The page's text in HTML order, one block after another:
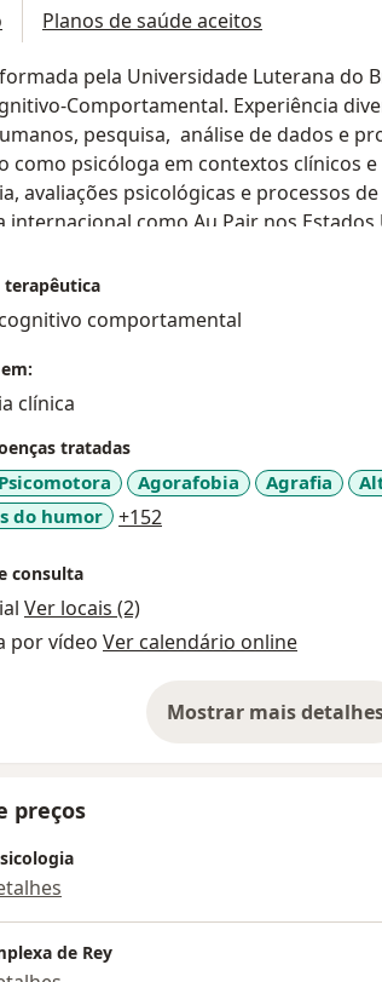
Planos de saúde aceitos
pela Universidade Luterana do
Comportamental. Experiência
pesquisa, análise de dados e
como psicóloga em contextos clínicos
avaliações psicológicas e processos
internacional como Au Pair nos
e atividades de estímulo ao
inglês, com conhecimentos
comportamental
clínica
tratadas
Agorafobia Agrafia
do humor
+152a11y_sr_more_diseases
consulta
Ver locais (2)
por vídeo Ver calendário online
Mostrar maissobre a
preços
de Rey